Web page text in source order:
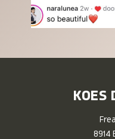
KOES
8914